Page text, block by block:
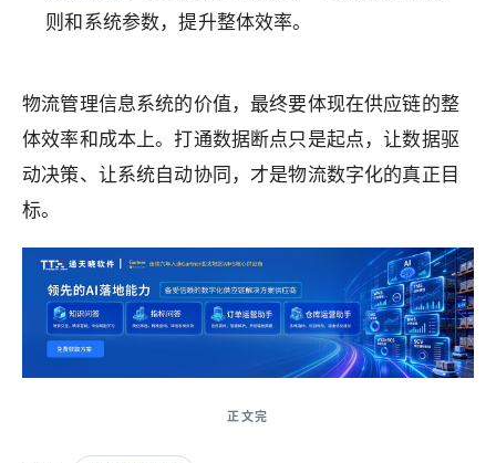
则和系统参数，提升整体效率。
物流管理信息系统的价值，最终要体现在供应链的整
体效率和成本上。打通数据断点只是起点，让数据驱
动决策、让系统自动协同，才是物流数字化的真正目
标。